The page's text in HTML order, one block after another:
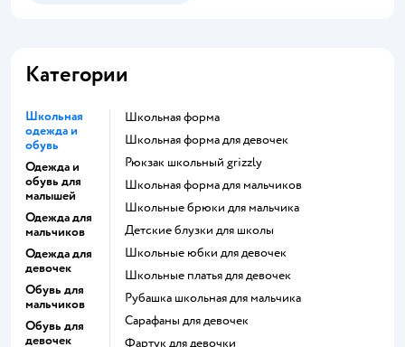
Категории
Школьная
одежда и
обувь
Одежда и
обувь для
малышей
Одежда для
мальчиков
Одежда для
девочек
Обувь для
мальчиков
Обувь для
девочек
Школьная форма
Школьная форма для девочек
Рюкзак школьный grizzly
Школьная форма для мальчиков
Школьные брюки для мальчика
Детские блузки для школы
Школьные юбки для девочек
Школьные платья для девочек
Рубашка школьная для мальчика
Сарафаны для девочек
Фартук для девочки